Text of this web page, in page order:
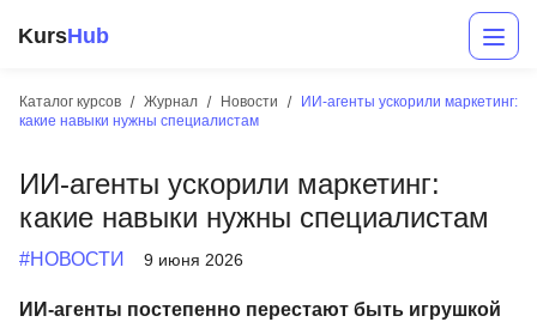
KursHub
Каталог курсов Журнал Новости
ИИ-агенты ускорили маркетинг:
какие навыки нужны специалистам
ИИ-агенты ускорили маркетинг:
какие навыки нужны специалистам
#НОВОСТИ 9 июня 2026
ИИ-агенты постепенно перестают быть игрушкой